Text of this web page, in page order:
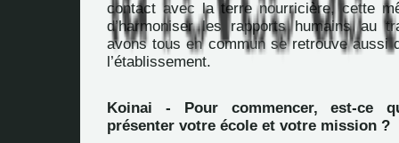
contact avec la terre nourricière, cette
d’harmoniser les rapports humains au
avons tous en commun se retrouve aussi
l’établissement.
Koinai - Pour commencer, est-ce
présenter votre école et votre mission ?